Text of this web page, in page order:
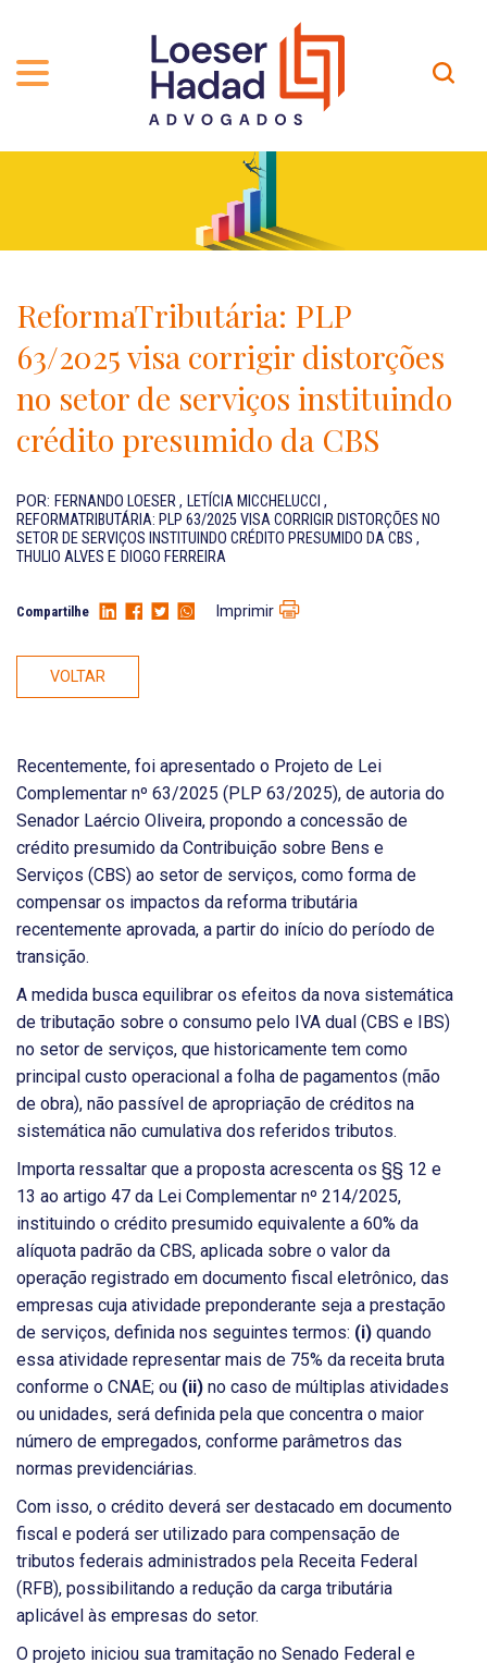
INCLUSÃO E DIVERSIDADE
PRÊMIOS
NOSSA EQUIPE
PROFISSIONAIS
CARREIRA
Contato
Localização
EN-US
ReformaTributária: PLP
63/2025 visa corrigir distorções
no setor de serviços instituindo
crédito presumido da CBS
POR: FERNANDO LOESER, LETÍCIA MICCHELUCCI ,
REFORMATRIBUTÁRIA: PLP 63/2025 VISA CORRIGIR DISTORÇÕES NO
SETOR DE SERVIÇOS INSTITUINDO CRÉDITO PRESUMIDO DA CBS ,
THULIO ALVES E DIOGO FERREIRA
Compartilhe Imprimir
VOLTAR
Recentemente, foi apresentado o Projeto de Lei
Complementar nº 63/2025 (PLP 63/2025), de autoria do
Senador Laércio Oliveira, propondo a concessão de
crédito presumido da Contribuição sobre Bens e
Serviços (CBS) ao setor de serviços, como forma de
compensar os impactos da reforma tributária
recentemente aprovada, a partir do início do período de
transição.
A medida busca equilibrar os efeitos da nova sistemática
de tributação sobre o consumo pelo IVA dual (CBS e IBS)
no setor de serviços, que historicamente tem como
principal custo operacional a folha de pagamentos (mão
de obra), não passível de apropriação de créditos na
sistemática não cumulativa dos referidos tributos.
Importa ressaltar que a proposta acrescenta os §§ 12 e
13 ao artigo 47 da Lei Complementar nº 214/2025,
instituindo o crédito presumido equivalente a 60% da
alíquota padrão da CBS, aplicada sobre o valor da
operação registrado em documento fiscal eletrônico, das
empresas cuja atividade preponderante seja a prestação
de serviços, definida nos seguintes termos: (i) quando
essa atividade representar mais de 75% da receita bruta
conforme o CNAE; ou (ii) no caso de múltiplas atividades
ou unidades, será definida pela que concentra o maior
número de empregados, conforme parâmetros das
normas previdenciárias.
Com isso, o crédito deverá ser destacado em documento
fiscal e poderá ser utilizado para compensação de
tributos federais administrados pela Receita Federal
(RFB), possibilitando a redução da carga tributária
aplicável às empresas do setor.
O projeto iniciou sua tramitação no Senado Federal e